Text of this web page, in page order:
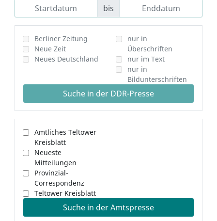
bis
Berliner Zeitung
Neue Zeit
Neues Deutschland
nur in
Überschriften
nur im Text
nur in
Bildunterschriften
Suche in der DDR-Presse
Amtliches Teltower
Kreisblatt
Neueste
Mitteilungen
Provinzial-
Correspondenz
Teltower Kreisblatt
Suche in der Amtspresse